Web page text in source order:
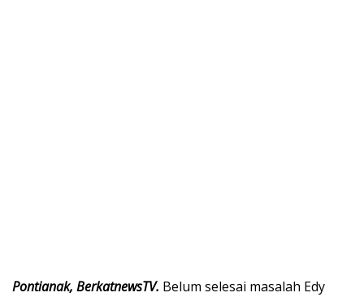
Pontianak, BerkatnewsTV. Belum selesai masalah Edy